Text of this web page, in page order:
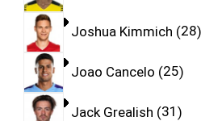
Joshua Kimmich 28
Joao Cancelo 25
Jack Grealish 31